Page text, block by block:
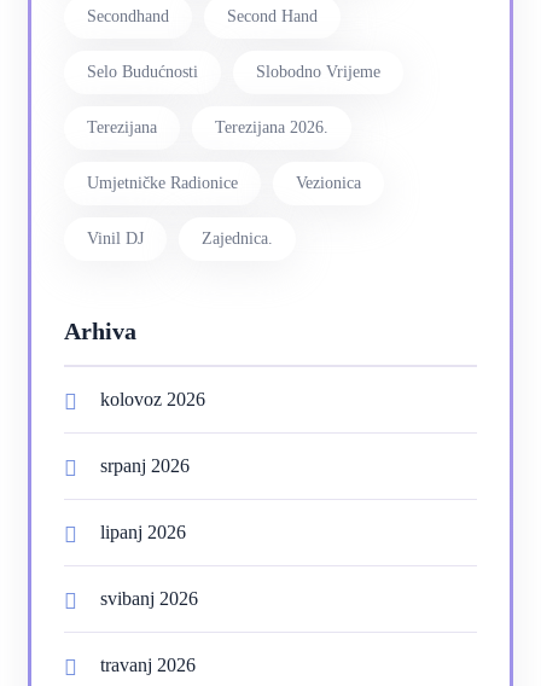
Secondhand Second Hand
Selo Budućnosti Slobodno Vrijeme
Terezijana Terezijana 2026.
Umjetničke Radionice Vezionica
Vinil DJ Zajednica.
Arhiva
kolovoz 2026
srpanj 2026
lipanj 2026
svibanj 2026
travanj 2026